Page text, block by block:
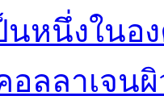
นหนึ่งใน
คอลลาเจน